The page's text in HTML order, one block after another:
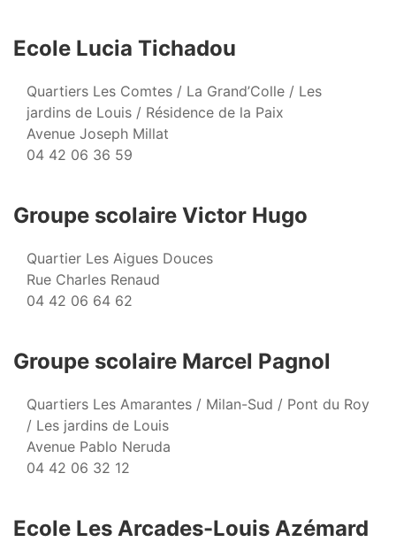
Ecole Lucia Tichadou
Quartiers Les Comtes / La Grand’Colle / Les
jardins de Louis / Résidence de la Paix
Avenue Joseph Millat
04 42 06 36 59
Groupe scolaire Victor Hugo
Quartier Les Aigues Douces
Rue Charles Renaud
04 42 06 64 62
Groupe scolaire Marcel Pagnol
Quartiers Les Amarantes / Milan-Sud / Pont du Roy
/ Les jardins de Louis
Avenue Pablo Neruda
04 42 06 32 12
Ecole Les Arcades-Louis Azémard